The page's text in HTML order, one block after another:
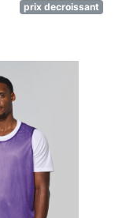
prix decroissant